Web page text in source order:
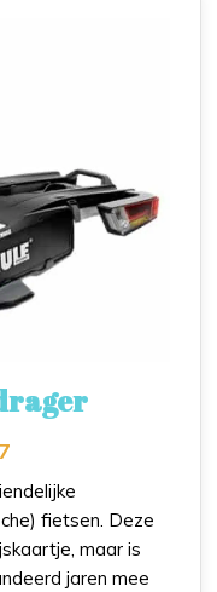
fietsen. Deze
maar is
jaren mee